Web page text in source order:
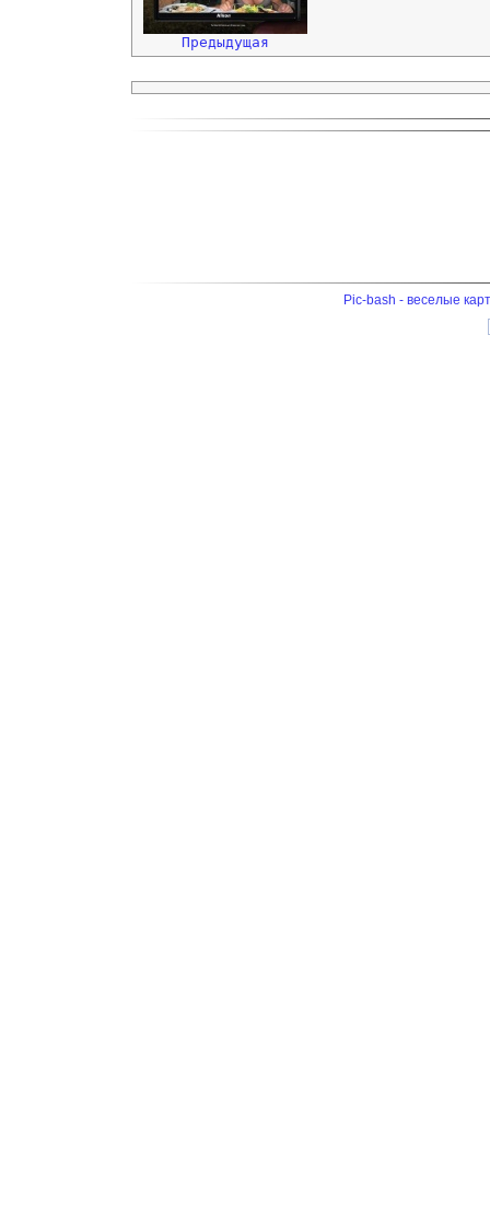
Предыдущая
Pic-bash - веселые